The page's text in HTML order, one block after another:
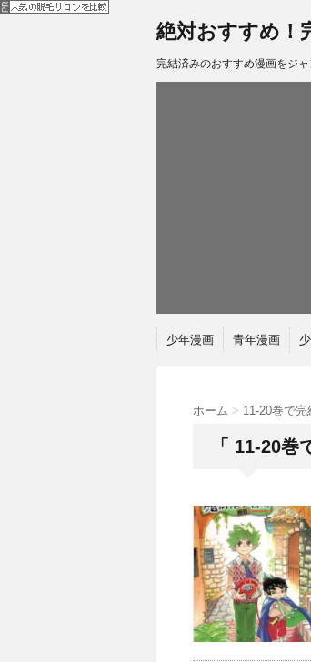
絶対おすすめ！
完結済みのおすすめ漫画をジ
少年漫画 青年漫画
ホーム > 11-20巻で
「 11-20